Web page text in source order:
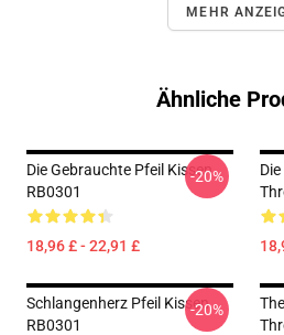
MEHR
Ähnliche
Die Gebrauchte Pfeil Kissen
RB0301
18,96 £ - 22,91 £
-20%
Schlangenherz Pfeil Kissen
RB0301
-20%